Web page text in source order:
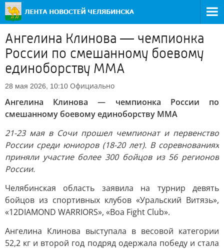
Ангелина Клинова — чемпионка
России по смешанному боевому
единоборству ММА
28 мая 2026, 10:10 Официально
Ангелина Клинова — чемпионка России по
смешанному боевому единоборству ММА
21-23 мая в Сочи прошел чемпионат и первенство
России среди юниоров (18-20 лет). В соревнованиях
приняли участие более 300 бойцов из 56 регионов
России.
Челябинская область заявила на турнир девять
бойцов из спортивных клубов «Уральский Витязь»,
«12DIAMOND WARRIORS», «Boa Fight Club».
Ангелина Клинова выступала в весовой категории
52,2 кг и второй год подряд одержала победу и стала